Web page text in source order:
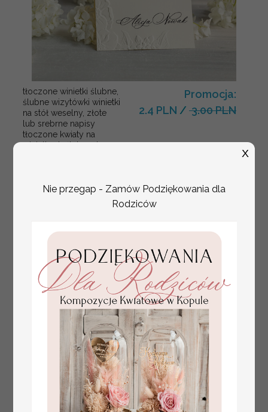
tłoczone winietki ślubne,
ślubne wizytówki winietki
na stół weselny, złote
lub srebrne napisy
tłoczone kwiaty na
winietkach ślubnych
Promocja:
2.4 PLN / 3.00 PLN
Nie przegap - Zamów Podziękowania dla
Rodziców
X